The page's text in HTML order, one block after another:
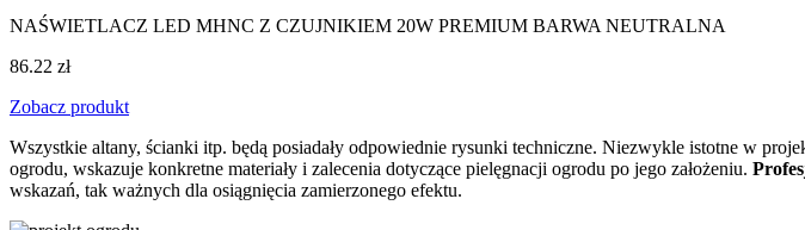
NAŚWIETLACZ LED MHNC Z CZUJNIKIEM 20W PREMIUM BARWA NEUTRALNA
86.22 zł
Zobacz produkt
Wszystkie altany, ścianki itp. będą posiadały odpowiednie rysunki techniczne. Niezwykle istotne w
ogrodu, wskazuje konkretne materiały i zalecenia dotyczące pielęgnacji ogrodu po jego założeniu.
wskazań, tak ważnych dla osiągnięcia zamierzonego efektu.